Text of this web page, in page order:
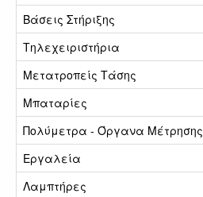
Βάσεις Στήριξης
Τηλεχειριστήρια
Μετατροπείς Τάσης
Μπαταρίες
Πολύμετρα - Όργανα Μέτρησης
Εργαλεία
Λαμπτήρες